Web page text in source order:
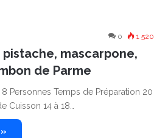
0 1 520
pistache, mascarpone,
de Parme
Personnes Temps de Préparation 20
Cuisson 14 à 18…